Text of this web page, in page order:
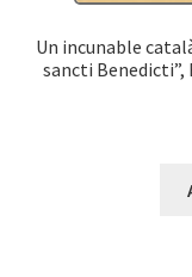
Un incunable
sancti Benedicti”,